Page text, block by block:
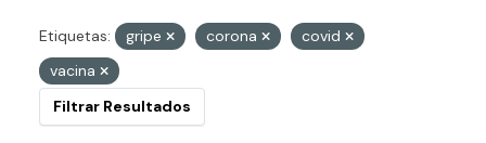
Etiquetas: gripe corona
covid
vacina
Filtrar Resultados